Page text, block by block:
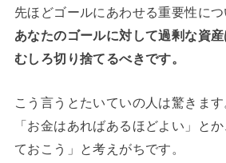
先ほどゴールにあわせる重要性につ
あなたのゴールに対して過剰な資産
むしろ切り捨てるべきです。
こう言うとたいていの人は驚きます
「お金はあればあるほどよい」と
ておこう」と考えがちです。